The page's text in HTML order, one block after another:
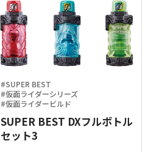
#SUPER BEST
#仮面ライダーシリーズ
#仮面ライダービルド
SUPER BEST DXフルボトル
セット3